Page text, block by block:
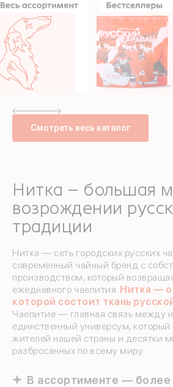
Смотреть весь каталог
Нитка – большая
возрождении
традиции
Нитка — сеть городских русских
современный чайный бренд с
производством, который
ежедневного чаепития. Нитка —
которой состоит ткань
Чаепитие — главная связь между
единственный универсум, который
жителей нашей страны и десятки
разбросанных по всему миру.
В ассортименте — более